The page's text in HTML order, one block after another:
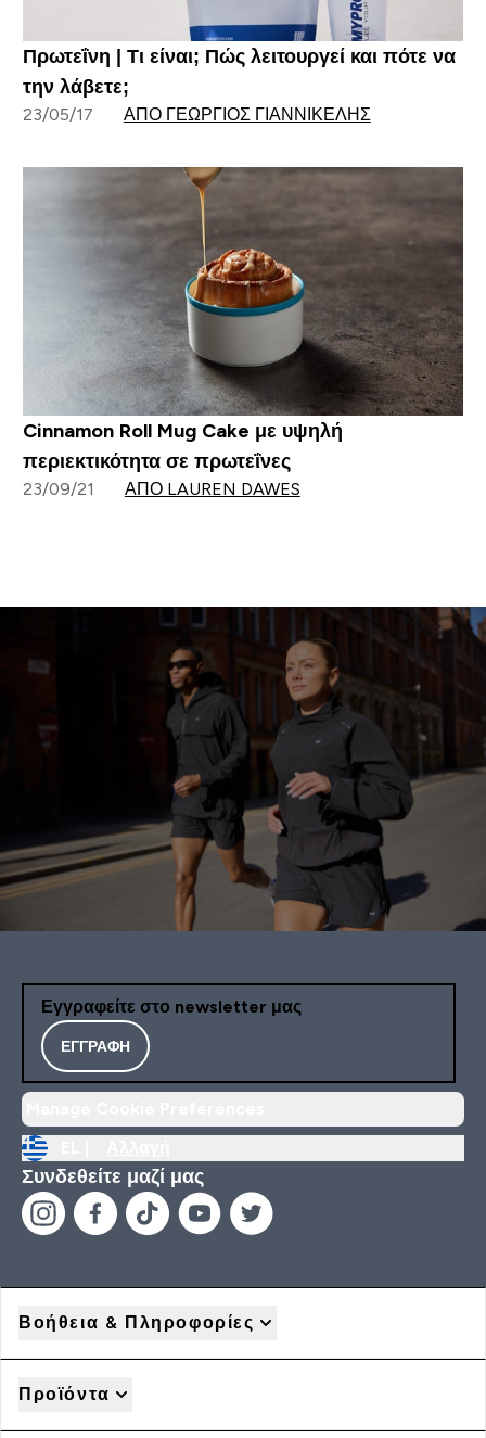
Πρωτεΐνη | Τι είναι; Πώς λειτουργεί και πότε να
την λάβετε;
23/05/17 ΑΠΌ ΓΕΏΡΓΙΟΣ ΓΙΑΝΝΙΚΈΛΗΣ
Cinnamon Roll Mug Cake με υψηλή
περιεκτικότητα σε πρωτεΐνες
23/09/21 ΑΠΌ LAUREN DAWES
Εγγραφείτε στο newsletter μας
ΕΓΓΡΑΦΉ
Συνδεθείτε μαζί μας
Βοήθεια & Πληροφορίες
Προϊόντα